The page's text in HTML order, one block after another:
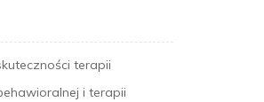
terapii
i terapii